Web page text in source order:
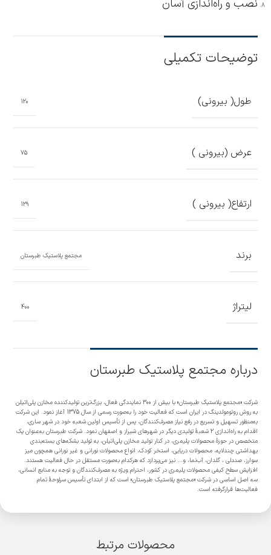
نصب و راه‌اندازی آسان
توضیحات تکمیلی
طول( بیرونی) 120
عرض (بیرونی ) 75
ارتفاع( بیرونی ) 129
برند مجتمع پلاستیک طبرستان
لیتراژ 400
درباره مجتمع پلاستیک طبرستان
شرکت «مجتمع پلاستیک طبرستان» با بیش از 300 نمایندگی فعال، بزرگ‌ترین تولیدکننده مخازن پلی‌اتیلن
به روش روتومولدینگ در ایران است که فعالیت خود را به‌صورت رسمی از سال 1375 آغاز نمود. این شرکت
به‌منظور تسهیل و تسریع در رفع نیاز مصرف‌کنندگان، پس از تأسیس اولین شعبه خود در شهر ساری،
اقدام به راه‌اندازی 2 شعبۀ تولیدی دیگر در شهرهای شیراز و اصفهان نمود. شرکت طبرستان به‌عنوان یک
متخصص در حوزۀ محصولات پلیمری، در کنار تولید مخازن پلی‌اتیلن، به تولید بشکه‌های بسته‌بندی
بهداشتی چندلایه، محصولات دریایی، استخر کودک، انواع محصولات نورانی و غیر نورانی همچون میز
سوارز، صندلی ، گلدان، آب‌نما، و... نیز می‌پردازد که هرکدام به‌صورت مستقل در حال فعالیت هستند.
افزایش سطح کیفی محصولات پلیمری در کشور، احترام ویژه به مصرف‌کنندگان و توجه به منابع انسانی،
سه اصل اساسی در شرکت «مجتمع پلاستیک طبرستان» است که از ابتدای تأسیس سرلوحۀ تمام
فعالیت‌ها قرارگرفته است.
محصولات مرتبط